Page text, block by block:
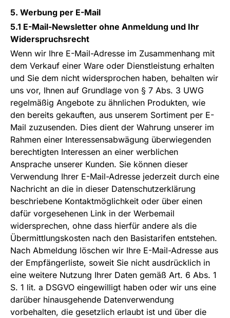
5. Werbung per E-Mail
5.1 E-Mail-Newsletter ohne Anmeldung und Ihr
Widerspruchsrecht
Wenn wir Ihre E-Mail-Adresse im Zusammenhang mit
dem Verkauf einer Ware oder Dienstleistung erhalten
und Sie dem nicht widersprochen haben, behalten wir
uns vor, Ihnen auf Grundlage von § 7 Abs. 3 UWG
regelmäßig Angebote zu ähnlichen Produkten, wie
den bereits gekauften, aus unserem Sortiment per E-
Mail zuzusenden. Dies dient der Wahrung unserer im
Rahmen einer Interessensabwägung überwiegenden
berechtigten Interessen an einer werblichen
Ansprache unserer Kunden. Sie können dieser
Verwendung Ihrer E-Mail-Adresse jederzeit durch eine
Nachricht an die in dieser Datenschutzerklärung
beschriebene Kontaktmöglichkeit oder über einen
dafür vorgesehenen Link in der Werbemail
widersprechen, ohne dass hierfür andere als die
Übermittlungskosten nach den Basistarifen entstehen.
Nach Abmeldung löschen wir Ihre E-Mail-Adresse aus
der Empfängerliste, soweit Sie nicht ausdrücklich in
eine weitere Nutzung Ihrer Daten gemäß Art. 6 Abs. 1
S. 1 lit. a DSGVO eingewilligt haben oder wir uns eine
darüber hinausgehende Datenverwendung
vorbehalten, die gesetzlich erlaubt ist und über die